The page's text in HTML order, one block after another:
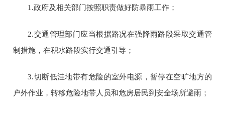
1.政府及相关部门按照职责做好防暴雨工作；
2.交通管理部门应当根据路况在强降雨路段采取交通管
制措施，在积水路段实行交通引导；
3.切断低洼地带有危险的室外电源，暂停在空旷地方的
户外作业，转移危险地带人员和危房居民到安全场所避雨；